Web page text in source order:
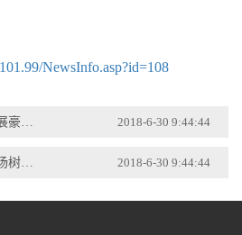
NewsInfo.asp?id=108
2018-6-30 9:44:44
2018-6-30 9:44:44